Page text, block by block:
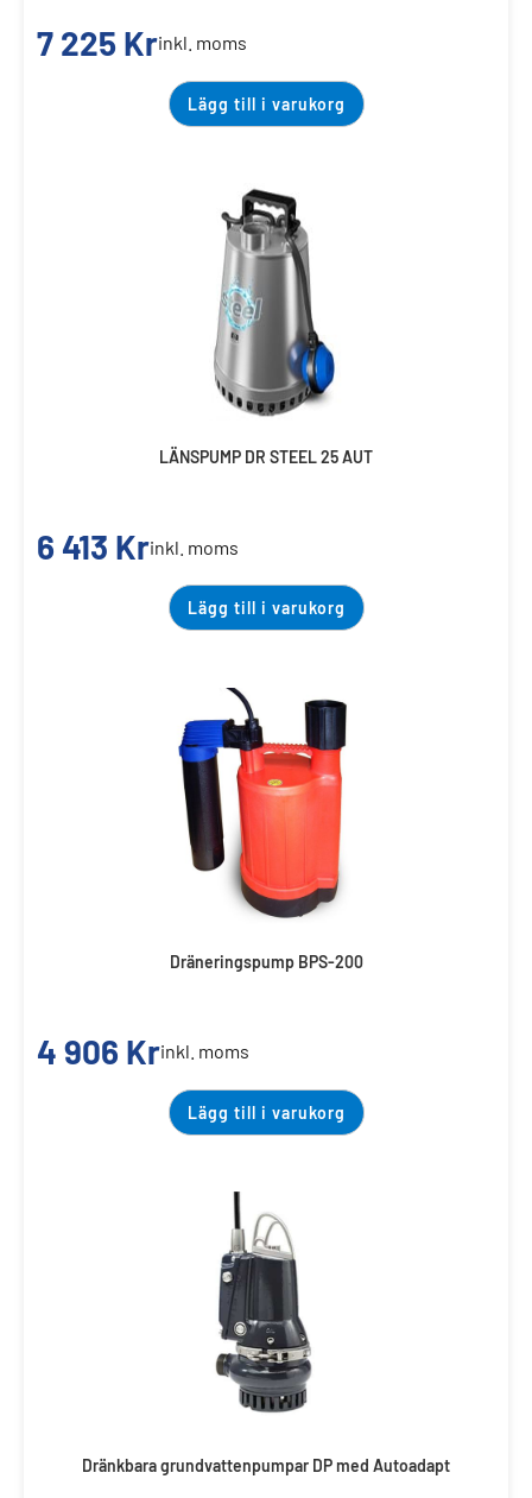
7 225 Krinkl. moms
Lägg till i varukorg
LÄNSPUMP DR STEEL 25 AUT
6 413 Krinkl. moms
Lägg till i varukorg
Dräneringspump BPS-200
4 906 Krinkl. moms
Lägg till i varukorg
Dränkbara grundvattenpumpar DP med Autoadapt